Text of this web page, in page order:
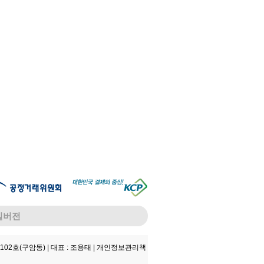
전
호(구암동) | 대표 : 조용태 | 개인정보관리책